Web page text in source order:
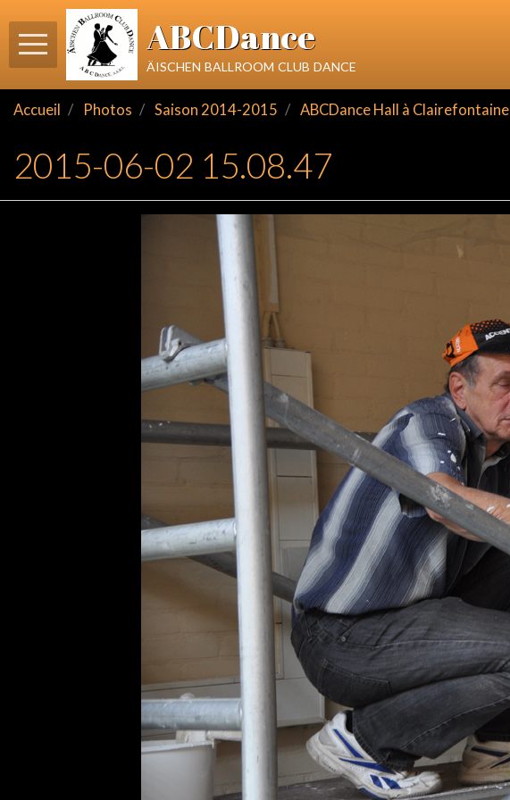
ABCDance
äischen ballroom club dance
Accueil Photos Saison 2014-2015 ABCDance Hall à Clairefontaine
2015-06-02 15.08.47